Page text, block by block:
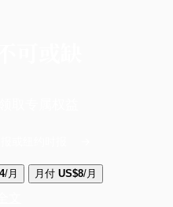
/月 月付 US$8/月